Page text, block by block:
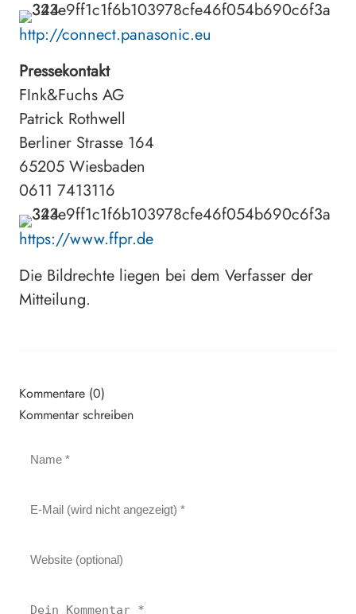
http://connect.panasonic.eu
Pressekontakt
FInk&Fuchs AG
Patrick Rothwell
Berliner Strasse 164
65205 Wiesbaden
0611 7413116
https://www.ffpr.de
Die Bildrechte liegen bei dem Verfasser der
Mitteilung.
Kommentare (0)
Kommentar schreiben